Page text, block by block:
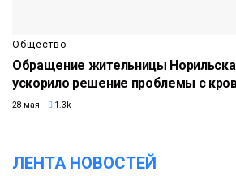
Общество
Обращение жительницы Норильска
ускорило решение проблемы с
28 мая 1.3k
ЛЕНТА НОВОСТЕЙ